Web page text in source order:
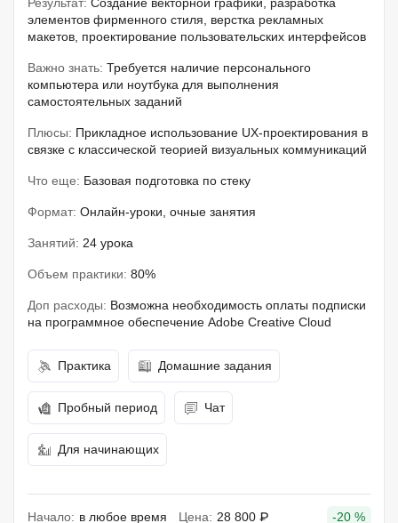
элементов фирменного стиля, верстка рекламных
макетов, проектирование пользовательских интерфейсов
Важно знать: Требуется наличие персонального
компьютера или ноутбука для выполнения
самостоятельных заданий
Плюсы: Прикладное использование UX-проектирования в
связке с классической теорией визуальных коммуникаций
Что еще: Базовая подготовка по стеку
Формат: Онлайн-уроки, очные занятия
Занятий: 24 урока
Объем практики: 80%
Доп расходы: Возможна необходимость оплаты подписки
на программное обеспечение Adobe Creative Cloud
Практика Домашние задания
Пробный период Чат
Для начинающих
Начало: в любое время Цена: 28 800 ₽ -20 %